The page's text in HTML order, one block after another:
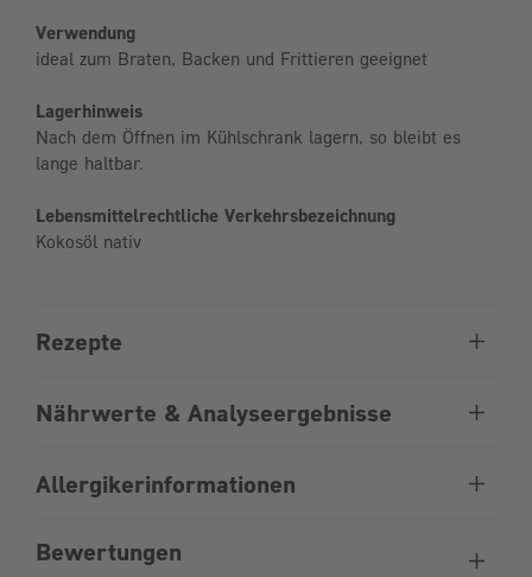
Verwendung
ideal zum Braten, Backen und Frittieren geeignet
Lagerhinweis
Nach dem Öffnen im Kühlschrank lagern, so bleibt es
lange haltbar.
Lebensmittelrechtliche Verkehrsbezeichnung
Kokosöl nativ
Rezepte
Nährwerte & Analyseergebnisse
Allergikerinformationen
Bewertungen